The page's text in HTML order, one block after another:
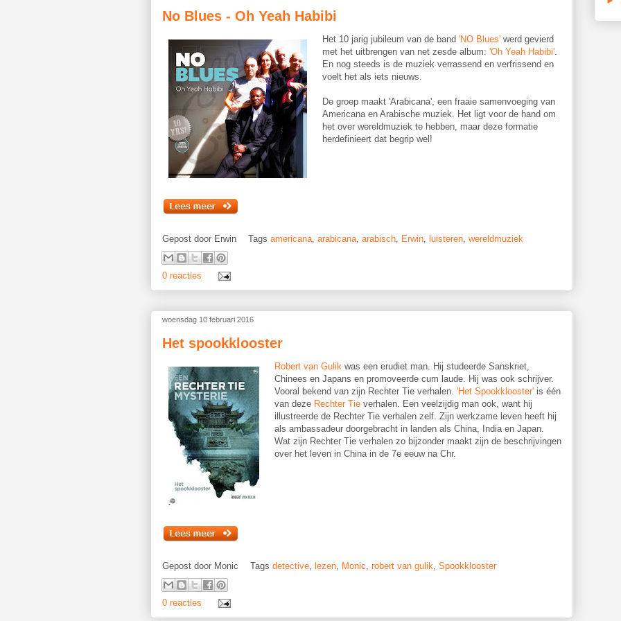
No Blues - Oh Yeah Habibi
Het 10 jarig jubileum van de band 'NO Blues' werd gevierd
met het uitbrengen van net zesde album: 'Oh Yeah Habibi'
En nog steeds is de muziek verrassend en verfrissend en
voelt het als iets nieuws.
De groep maakt 'Arabicana', een fraaie samenvoeging van
Americana en Arabische muziek. Het ligt voor de hand om
het over wereldmuziek te hebben, maar deze formatie
herdefinieert dat begrip wel!
Gepost door Erwin Tags americana, arabicana, arabisch, Erwin, luisteren, wereldmuziek
0 reacties
woensdag 10 februari 2016
Het spookklooster
Robert van Gulik was een erudiet man. Hij studeerde Sanskriet,
Chinees en Japans en promoveerde cum laude. Hij was ook schrijver.
Vooral bekend van zijn Rechter Tie verhalen. 'Het Spookklooster' is één
van deze Rechter Tie verhalen. Een veelzijdig man ook, want hij
illustreerde de Rechter Tie verhalen zelf. Zijn werkzame leven heeft hij
als ambassadeur doorgebracht in landen als China, India en Japan.
Wat zijn Rechter Tie verhalen zo bijzonder maakt zijn de beschrijvingen
over het leven in China in de 7e eeuw na Chr.
Gepost door Monic Tags detective, lezen, Monic, robert van gulik, Spookklooster
0 reacties